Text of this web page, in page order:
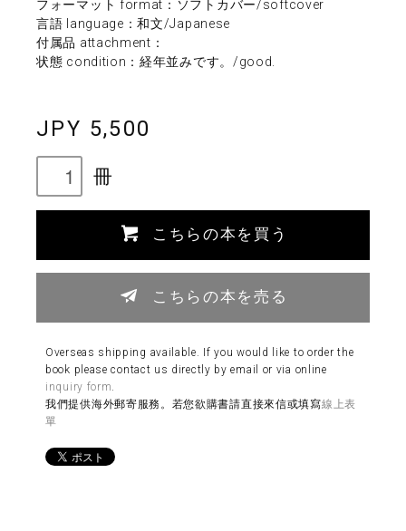
フォーマット format：ソフトカバー/softcover
言語 language：和文/Japanese
付属品 attachment：
状態 condition：経年並みです。/good.
JPY 5,500
冊
こちらの本を買う
こちらの本を売る
Overseas shipping available. If you would like to order the
book please contact us directly by email or via online
inquiry form
我們提供海外郵寄服務。若您欲購書請直接來信或填寫線上表
單